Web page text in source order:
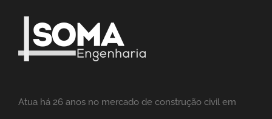
Atua há 26 anos no mercado de construção civil em